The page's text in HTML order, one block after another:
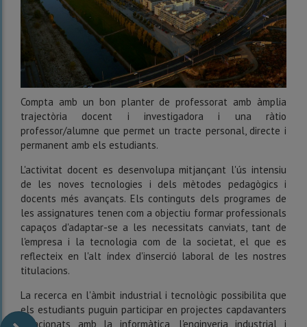
Compta amb un bon planter de professorat amb àmplia
trajectòria docent i investigadora i una ràtio
professor/alumne que permet un tracte personal, directe i
permanent amb els estudiants.
L'activitat docent es desenvolupa mitjançant l'ús intensiu
de les noves tecnologies i dels mètodes pedagògics i
docents més avançats. Els continguts dels programes de
les assignatures tenen com a objectiu formar professionals
capaços d'adaptar-se a les necessitats canviats, tant de
l'empresa i la tecnologia com de la societat, el que es
reflecteix en l'alt índex d'inserció laboral de les nostres
titulacions.
La recerca en l'àmbit industrial i tecnològic possibilita que
els estudiants puguin participar en projectes capdavanters
relacionats amb la informàtica, l'enginyeria industrial i